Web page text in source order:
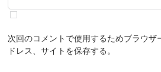
次回のコメントで使用するためブラウザ
ドレス、サイトを保存する。